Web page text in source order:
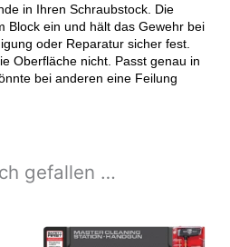
in Ihren Schraubstock. Die
Block ein und hält das Gewehr bei
oder Reparatur sicher fest.
Oberfläche nicht. Passt genau in
bei anderen eine Feilung
gefallen …